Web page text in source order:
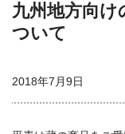
レンズクリーナー液
カメラストラップ
ネックストラップ
九州地方向け
ついて
2018年7月9日